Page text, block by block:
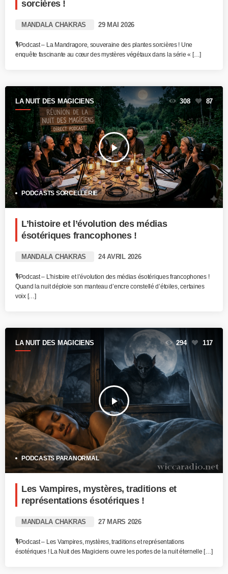
sorcières !
MANDALA CHAKRAS 29 MAI 2026
🎙️Podcast – La Mandragore, souveraine des plantes sorcières ! Une
enquête fascinante au cœur des mystères végétaux dans la série « […]
LA NUIT DES MAGICIENS
play_arrow
308 87
PODCASTS SORCELLERIE
L’histoire et l’évolution des médias
ésotériques francophones !
MANDALA CHAKRAS 24 AVRIL 2026
🎙️Podcast – L’histoire et l’évolution des médias ésotériques francophones !
Quand la nuit déploie son manteau d’encre constellé d’étoiles, certaines
voix […]
LA NUIT DES MAGICIENS
play_arrow
294 117
PODCASTS PARANORMAL
Les Vampires, mystères, traditions et
représentations ésotériques !
MANDALA CHAKRAS 27 MARS 2026
🎙️Podcast – Les Vampires, mystères, traditions et représentations
ésotériques ! La Nuit des Magiciens ouvre les portes de la nuit éternelle […]